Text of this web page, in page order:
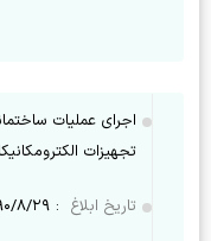
اجرای عملیات
تجهیزات
تاریخ ابلاغ : ۱۳۹۰/